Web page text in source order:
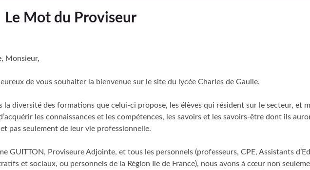
Le Mot du Proviseur
Monsieur,
de vous souhaiter la bienvenue sur le site du lycée Charles de Gaulle.
la diversité des formations que celui-ci propose, les élèves qui résident sur le secteur, et
les connaissances et les compétences, les savoirs et les savoirs-être dont ils
et pas seulement de leur vie professionnelle.
GUITTON, Proviseure Adjointe, et tous les personnels (professeurs, CPE, Assistants
et sociaux, ou personnels de la Région Ile de France), nous avons à cœur non